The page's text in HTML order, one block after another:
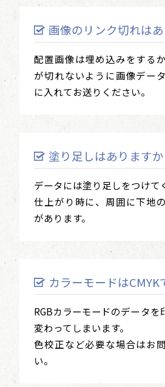
画像のリンク切れは
配置画像は埋め込みをする
が切れないように画像デー
に入れてお送りください。
塗り足しはありますか
データには塗り足しをつけて
仕上がり時に、周囲に下地
があります。
カラーモードはCMYK
RGBカラーモードのデータを
変わってしまいます。
色校正など必要な場合はお
い。